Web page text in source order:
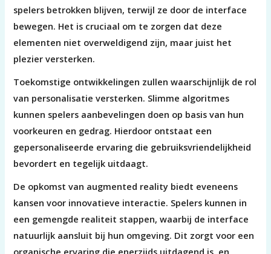
spelers betrokken blijven, terwijl ze door de interface
bewegen. Het is cruciaal om te zorgen dat deze
elementen niet overweldigend zijn, maar juist het
plezier versterken.
Toekomstige ontwikkelingen zullen waarschijnlijk de rol
van personalisatie versterken. Slimme algoritmes
kunnen spelers aanbevelingen doen op basis van hun
voorkeuren en gedrag. Hierdoor ontstaat een
gepersonaliseerde ervaring die gebruiksvriendelijkheid
bevordert en tegelijk uitdaagt.
De opkomst van augmented reality biedt eveneens
kansen voor innovatieve interactie. Spelers kunnen in
een gemengde realiteit stappen, waarbij de interface
natuurlijk aansluit bij hun omgeving. Dit zorgt voor een
organische ervaring die enerzijds uitdagend is, en